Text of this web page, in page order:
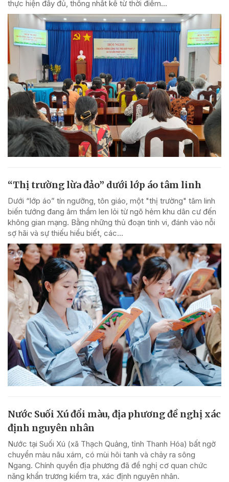
thực hiện đầy đủ, thống nhất kể từ thời điểm...
“Thị trường lừa đảo” dưới lớp áo tâm linh
Dưới “lớp áo” tín ngưỡng, tôn giáo, một "thị trường" tâm linh
biến tướng đang âm thầm len lỏi từ ngõ hẻm khu dân cư đến
không gian mạng. Bằng những thủ đoạn tinh vi, đánh vào nỗi
sợ hãi và sự thiếu hiểu biết, các...
Nước Suối Xú đổi màu, địa phương đề nghị xác
định nguyên nhân
Nước tại Suối Xú (xã Thạch Quảng, tỉnh Thanh Hóa) bất ngờ
chuyển màu nâu xám, có mùi hôi tanh và chảy ra sông
Ngang. Chính quyền địa phương đã đề nghị cơ quan chức
năng khẩn trương kiểm tra, xác định nguyên nhân.